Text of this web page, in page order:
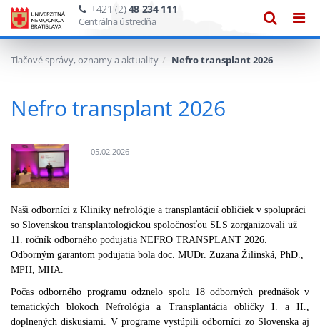
+421 (2)48 234 111
Centrálna ústredňa
Tlačové správy, oznamy a aktuality Nefro transplant 2026
Nefro transplant 2026
ku
správe:
Nefro
transplant
2026
05.02.2026
Naši odborníci z Kliniky nefrológie a transplantácií obličiek v spolupráci
so Slovenskou transplantologickou spoločnosťou SLS zorganizovali už
11. ročník odborného podujatia NEFRO TRANSPLANT 2026.
Odborným garantom podujatia bola doc. MUDr. Zuzana Žilinská, PhD.,
MPH, MHA.
Počas odborného programu odznelo spolu 18 odborných prednášok v
tematických blokoch Nefrológia a Transplantácia obličky I. a II.,
doplnených diskusiami. V programe vystúpili odborníci zo Slovenska aj